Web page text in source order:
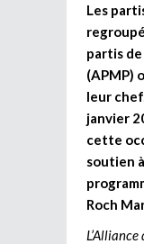
Les
partis
(APMP)
leur
janvier
cette
soutien
Roch